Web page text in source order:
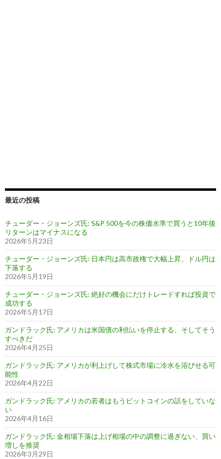
最近の投稿
チューダー・ジョーンズ氏: S&P 500を今の株価水準で買うと10年後
リターンはマイナスになる
2026年5月23日
チューダー・ジョーンズ氏: 日本円は高市政権で大幅上昇、ドル円は
下落する
2026年5月19日
チューダー・ジョーンズ氏: 絶好の機会にだけトレードすれば投資で
成功する
2026年5月17日
ガンドラック氏: アメリカは米国債の利払いを停止する、そしてそう
すべきだ
2026年4月25日
ガンドラック氏: アメリカが利上げして株式市場に冷水を浴びせる可
能性
2026年4月22日
ガンドラック氏: アメリカの若者はもうビットコインの話をしていな
い
2026年4月16日
ガンドラック氏: 金相場下落は上げ相場の中の調整に過ぎない、買い
増しを推奨
2026年3月29日